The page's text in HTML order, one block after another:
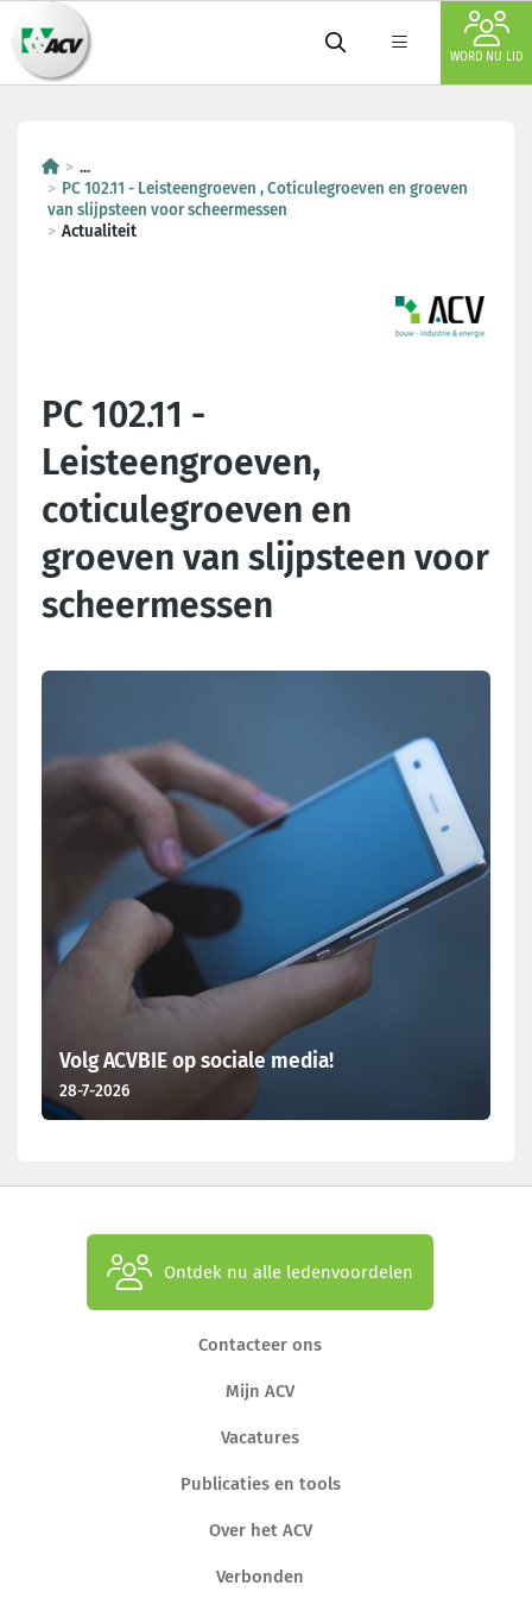
WORD NU LID
...
PC 102.11 - Leisteengroeven , Coticulegroeven en groeven
van slijpsteen voor scheermessen
Actualiteit
PC 102.11 -
Leisteengroeven,
coticulegroeven en
groeven van slijpsteen voor
scheermessen
Laatste nieuws
Volg ACVBIE op sociale media!
28-7-2026
Ontdek nu alle ledenvoordelen
Contacteer ons
Mijn ACV
Vacatures
Publicaties en tools
Over het ACV
Verbonden